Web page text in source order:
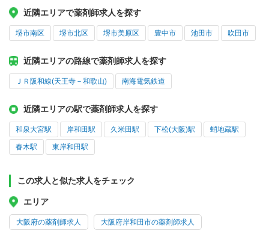
近隣エリアで薬剤師求人を探す
堺市南区 堺市北区 堺市美原区 豊中市 池田市 吹田市
近隣エリアの路線で薬剤師求人を探す
ＪＲ阪和線(天王寺－和歌山) 南海電気鉄道
近隣エリアの駅で薬剤師求人を探す
和泉大宮駅 岸和田駅 久米田駅 下松(大阪)駅 蛸地蔵駅
春木駅 東岸和田駅
この求人と似た求人をチェック
エリア
大阪府の薬剤師求人 大阪府岸和田市の薬剤師求人